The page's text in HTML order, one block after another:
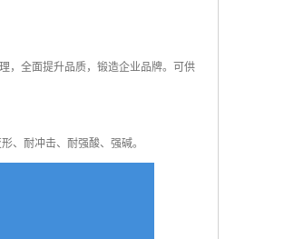
，全面提升品质，锻造企业品牌。可供
、耐冲击、耐强酸、强碱。